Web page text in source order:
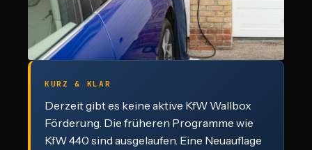
KURZ & KLAR
Derzeit gibt es keine aktive KfW Wallbox
Förderung. Die früheren Programme wie
KfW 440 sind ausgelaufen. Eine Neuauflage